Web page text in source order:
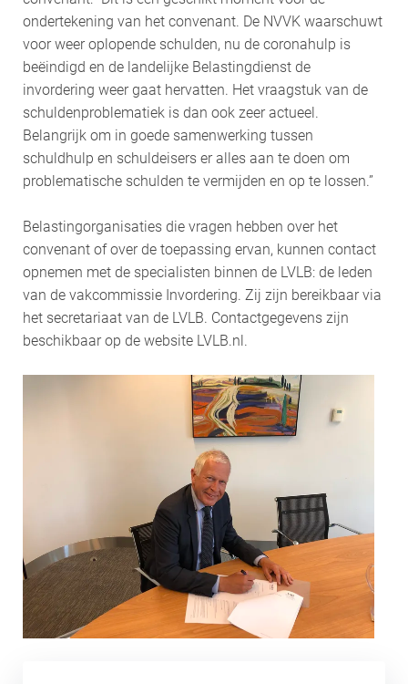
ondertekening van het convenant. De NVVK waarschuwt
voor weer oplopende schulden, nu de coronahulp is
beëindigd en de landelijke Belastingdienst de
invordering weer gaat hervatten. Het vraagstuk van de
schuldenproblematiek is dan ook zeer actueel.
Belangrijk om in goede samenwerking tussen
schuldhulp en schuldeisers er alles aan te doen om
problematische schulden te vermijden en op te lossen.”
Belastingorganisaties die vragen hebben over het
convenant of over de toepassing ervan, kunnen contact
opnemen met de specialisten binnen de LVLB: de leden
van de vakcommissie Invordering. Zij zijn bereikbaar via
het secretariaat van de LVLB. Contactgegevens zijn
beschikbaar op de website LVLB.nl.